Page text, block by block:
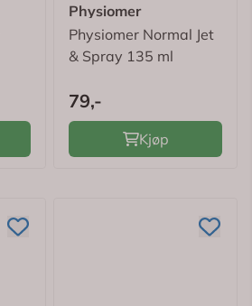
Physiomer
Physiomer Normal Jet
& Spray 135 ml
79,-
Kjøp